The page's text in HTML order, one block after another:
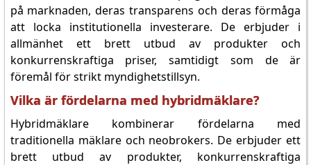
på marknaden, deras transparens och deras förmåga
att locka institutionella investerare. De erbjuder i
allmänhet ett brett utbud av produkter och
konkurrenskraftiga priser, samtidigt som de är
föremål för strikt myndighetstillsyn.
Vilka är fördelarna med hybridmäklare?
Hybridmäklare kombinerar fördelarna med
traditionella mäklare och neobrokers. De erbjuder ett
brett utbud av produkter, konkurrenskraftiga